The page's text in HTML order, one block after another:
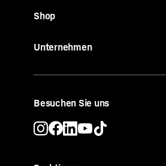
Shop
Unternehmen
Besuchen Sie uns